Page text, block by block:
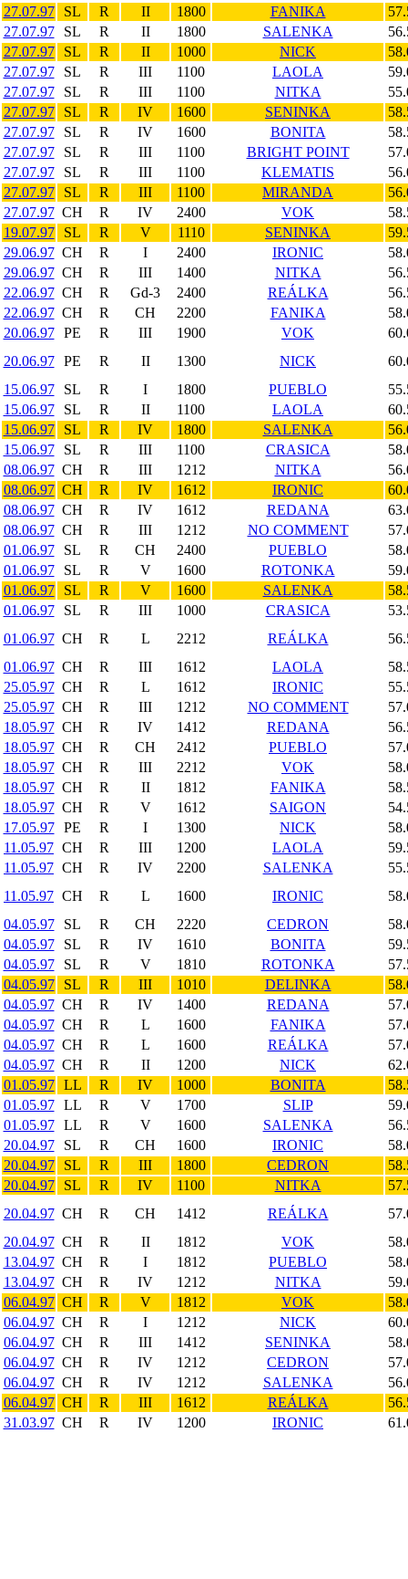
27.07.97
SL R II 1800 FANIKA
27.07.97
SL R II 1800 SALENKA
27.07.97
SL R II 1000 NICK
27.07.97
SL R III 1100 LAOLA
27.07.97
SL R III 1100 NITKA
27.07.97
SL R IV 1600 SENINKA
27.07.97
SL R IV 1600 BONITA
27.07.97
SL R III 1100 BRIGHT POINT
27.07.97
SL R III 1100 KLEMATIS
27.07.97
SL R III 1100 MIRANDA
27.07.97 CH R IV 2400 VOK
19.07.97
SL R V 1110 SENINKA
29.06.97 CH R I 2400 IRONIC
29.06.97 CH R III 1400 NITKA
22.06.97 CH R Gd-3 2400 REÁLKA
22.06.97 CH R CH 2200 FANIKA
20.06.97
PE R III 1900 VOK
20.06.97
PE R II 1300 NICK
15.06.97
SL R I 1800 PUEBLO
15.06.97
SL R II 1100 LAOLA
15.06.97
SL R IV 1800 SALENKA
15.06.97
SL R III 1100 CRASICA
08.06.97 CH R III 1212 NITKA
08.06.97 CH R IV 1612 IRONIC
08.06.97 CH R IV 1612 REDANA
08.06.97 CH R III 1212 NO COMMENT
01.06.97
SL R CH 2400 PUEBLO
01.06.97
SL R V 1600 ROTONKA
01.06.97
SL R V 1600 SALENKA
01.06.97
SL R III 1000 CRASICA
01.06.97 CH R L 2212 REÁLKA
01.06.97 CH R III 1612 LAOLA
25.05.97 CH R L 1612 IRONIC
25.05.97 CH R III 1212 NO COMMENT
18.05.97 CH R IV 1412 REDANA
18.05.97 CH R CH 2412 PUEBLO
18.05.97 CH R III 2212 VOK
18.05.97 CH R II 1812 FANIKA
18.05.97 CH R V 1612 SAIGON
17.05.97
PE R I 1300 NICK
11.05.97 CH R III 1200 LAOLA
11.05.97 CH R IV 2200 SALENKA
11.05.97 CH R L 1600 IRONIC
04.05.97
SL R CH 2220 CEDRON
04.05.97
SL R IV 1610 BONITA
04.05.97
SL R V 1810 ROTONKA
04.05.97
SL R III 1010 DELINKA
04.05.97 CH R IV 1400 REDANA
04.05.97 CH R L 1600 FANIKA
04.05.97 CH R L 1600 REÁLKA
04.05.97 CH R II 1200 NICK
01.05.97
LL R IV 1000 BONITA
01.05.97
LL R V 1700 SLIP
01.05.97
LL R V 1600 SALENKA
20.04.97
SL R CH 1600 IRONIC
20.04.97
SL R III 1800 CEDRON
20.04.97
SL R IV 1100 NITKA
20.04.97 CH R CH 1412 REÁLKA
20.04.97 CH R II 1812 VOK
13.04.97 CH R I 1812 PUEBLO
13.04.97 CH R IV 1212 NITKA
06.04.97 CH R V 1812 VOK
06.04.97 CH R I 1212 NICK
06.04.97 CH R III 1412 SENINKA
06.04.97 CH R IV 1212 CEDRON
06.04.97 CH R IV 1212 SALENKA
06.04.97 CH R III 1612 REÁLKA
31.03.97 CH R IV 1200 IRONIC